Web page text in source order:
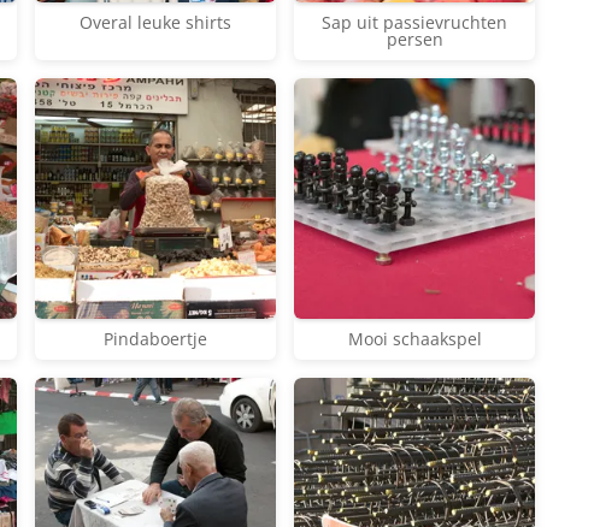
Overal leuke shirts Sap uit passievruchten
persen
Pindaboertje Mooi schaakspel